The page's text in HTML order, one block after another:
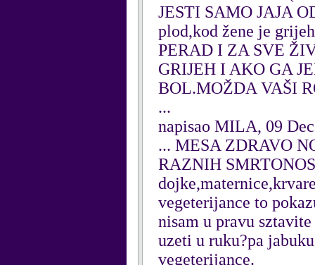
JESTI SAMO JAJA
plod,kod žene je
PERAD I ZA SVE
GRIJEH I AKO GA
BOL.MOŽDA VAŠI
...
napisao MILA, 09
... MESA ZDRAVO
RAZNIH
vegeterijance to
nisam u pravu
uzeti u ruku?pa
vegeterijance.